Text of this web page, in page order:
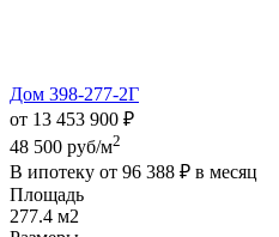
Дом 398-277-2Г
от 13 453 900 ₽
48 500 руб/м2
В ипотеку от 96 388 ₽ в месяц
Площадь
277.4 м2